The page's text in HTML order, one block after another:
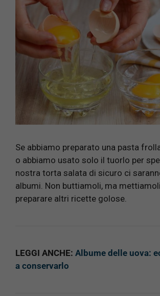
Se abbiamo preparato una pasta
o abbiamo usato solo il tuorlo per
nostra torta salata di sicuro ci
albumi. Non buttiamoli, ma
preparare altri ricette golose.
LEGGI ANCHE: Albume delle uova:
a conservarlo